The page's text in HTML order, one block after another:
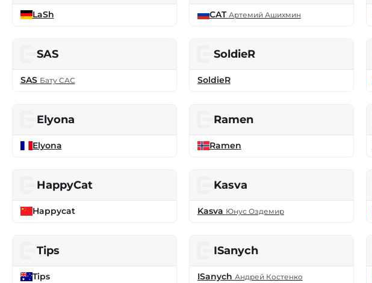
LaSh CAT Артемий Ашихмин
SAS
SAS Бату САС
SoldieR
SoldieR
Elyona
Elyona
Ramen
Ramen
HappyCat
Happycat
Kasva
Kasva Юнус Оздемир
Tips
Tips
ISanych
ISanych Андрей Костенко